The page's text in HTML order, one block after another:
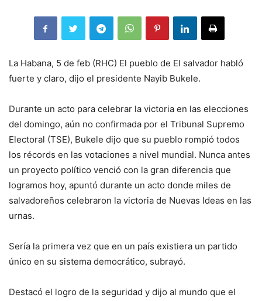
La Habana, 5 de feb (RHC) El pueblo de El salvador habló
fuerte y claro, dijo el presidente Nayib Bukele.
Durante un acto para celebrar la victoria en las elecciones
del domingo, aún no confirmada por el Tribunal Supremo
Electoral (TSE), Bukele dijo que su pueblo rompió todos
los récords en las votaciones a nivel mundial. Nunca antes
un proyecto político venció con la gran diferencia que
logramos hoy, apuntó durante un acto donde miles de
salvadoreños celebraron la victoria de Nuevas Ideas en las
urnas.
Sería la primera vez que en un país existiera un partido
único en su sistema democrático, subrayó.
Destacó el logro de la seguridad y dijo al mundo que el